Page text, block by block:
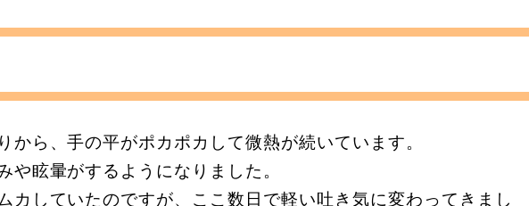
から、手の平がポカポカして微熱が続いています。
や眩暈がするようになりました。
カしていたのですが、ここ数日で軽い吐き気に変わってきまし